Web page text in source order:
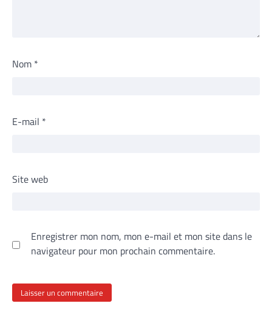
Nom *
E-mail *
Site web
Enregistrer mon nom, mon e-mail et mon site dans le
navigateur pour mon prochain commentaire.